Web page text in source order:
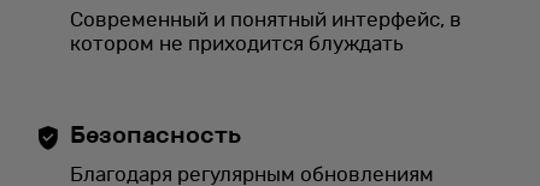
Современный и понятный интерфейс, в
котором не приходится блуждать
Безопасность
Благодаря регулярным обновлениям